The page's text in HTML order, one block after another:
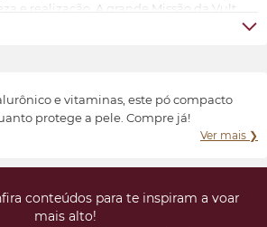
e realização. A grande Missão da Vult
universo feminino a possibilidade de ter
e vitaminas, este pó compacto
protege a pele. Compre já!
Ver mais ❯
conteúdos para te inspiram a voar
mais alto!